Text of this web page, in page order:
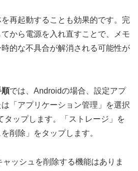
再起動することも効果的です。完
から電源を入れ直すことで、メモ
的な不具合が解消される可能性が
順では、Androidの場合、設定アプ
「アプリケーション管理」を選択
タップします。「ストレージ」を
削除」をタップします。
ッシュを削除する機能はありま